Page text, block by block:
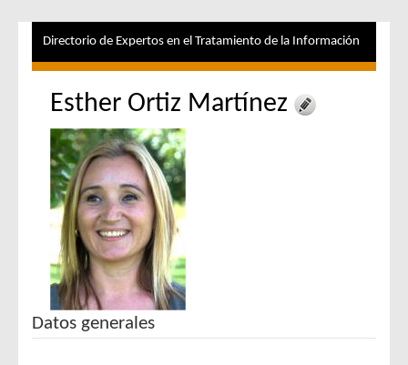
Directorio de Expertos en el Tratamiento de la Información
Esther Ortiz Martínez
Datos generales